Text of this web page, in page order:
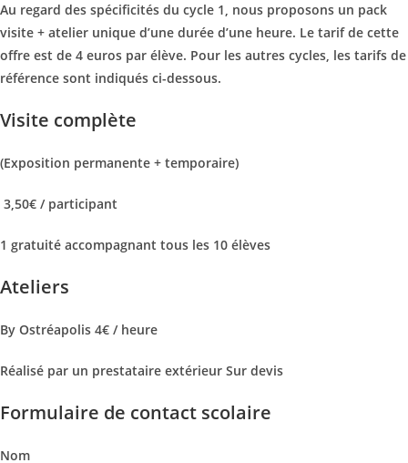
Au regard des spécificités du cycle 1, nous proposons un pack
visite + atelier unique d’une durée d’une heure. Le tarif de cette
offre est de 4 euros par élève. Pour les autres cycles, les tarifs de
référence sont indiqués ci-dessous.
Visite complète
(Exposition permanente + temporaire)
3,50€ / participant
1 gratuité accompagnant tous les 10 élèves
Ateliers
By Ostréapolis 4€ / heure
Réalisé par un prestataire extérieur Sur devis
Formulaire de contact scolaire
Nom